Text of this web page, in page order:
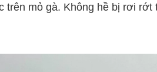
mỏ gà. Không hề bị rơi rớt